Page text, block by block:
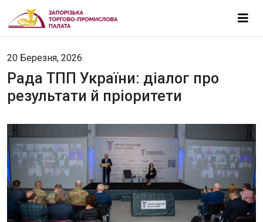
20 Березня, 2026
Рада ТПП України: діалог про
результати й пріоритети